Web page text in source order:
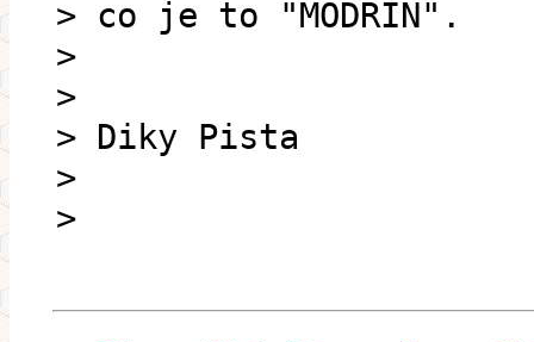
> co je to "MODRIN".
>
>
> Diky Pista
>
>